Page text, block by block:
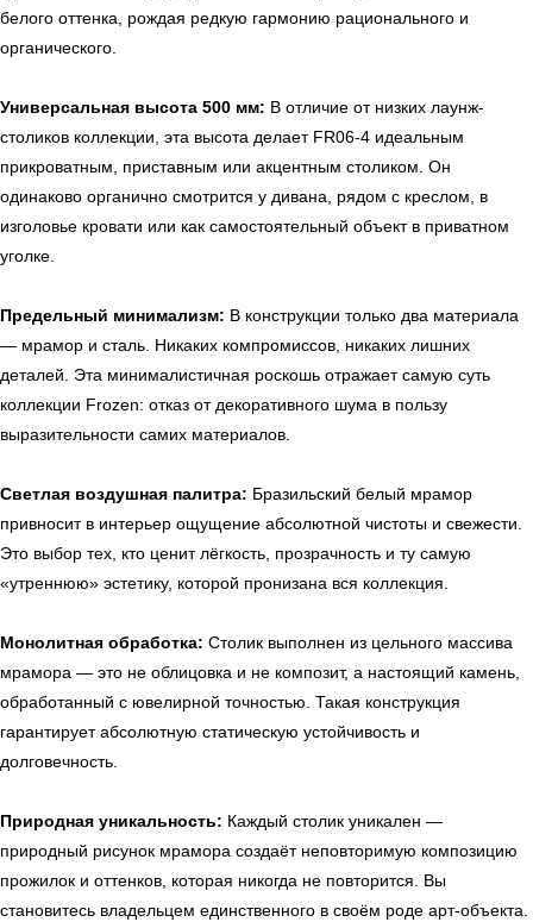
белого оттенка, рождая редкую гармонию рационального и
органического.
Универсальная высота 500 мм: В отличие от низких лаунж-
столиков коллекции, эта высота делает FR06-4 идеальным
прикроватным, приставным или акцентным столиком. Он
одинаково органично смотрится у дивана, рядом с креслом, в
изголовье кровати или как самостоятельный объект в приватном
уголке.
Предельный минимализм: В конструкции только два материала
— мрамор и сталь. Никаких компромиссов, никаких лишних
деталей. Эта минималистичная роскошь отражает самую суть
коллекции Frozen: отказ от декоративного шума в пользу
выразительности самих материалов.
Светлая воздушная палитра: Бразильский белый мрамор
привносит в интерьер ощущение абсолютной чистоты и свежести.
Это выбор тех, кто ценит лёгкость, прозрачность и ту самую
«утреннюю» эстетику, которой пронизана вся коллекция.
Монолитная обработка: Столик выполнен из цельного массива
мрамора — это не облицовка и не композит, а настоящий камень,
обработанный с ювелирной точностью. Такая конструкция
гарантирует абсолютную статическую устойчивость и
долговечность.
Природная уникальность: Каждый столик уникален —
природный рисунок мрамора создаёт неповторимую композицию
прожилок и оттенков, которая никогда не повторится. Вы
становитесь владельцем единственного в своём роде арт-объекта.